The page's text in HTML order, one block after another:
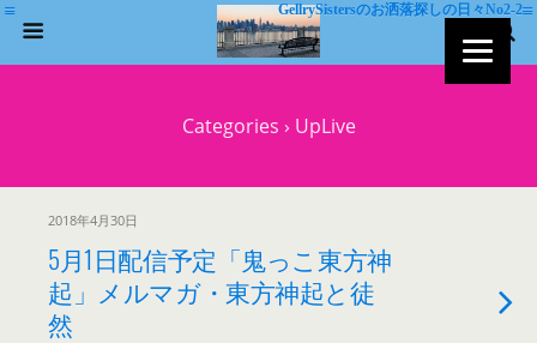
Categories › UpLive
2018年4月30日
5月1日配信予定「鬼っこ東方神
起」メルマガ・東方神起と徒
然
GellrySistersのお洒落探しの日々No2-2